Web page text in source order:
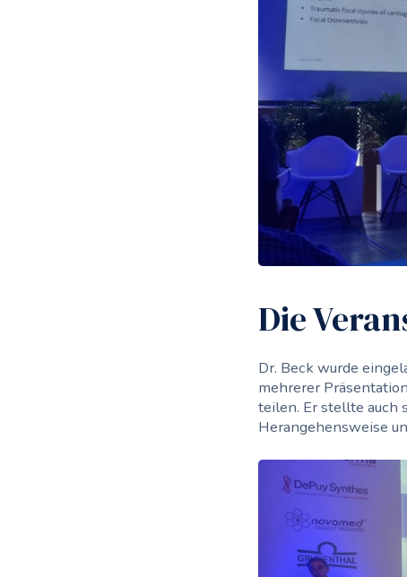
Die
Dr. Beck wurde
mehrerer
teilen. Er stellte auch
Herangehensweise